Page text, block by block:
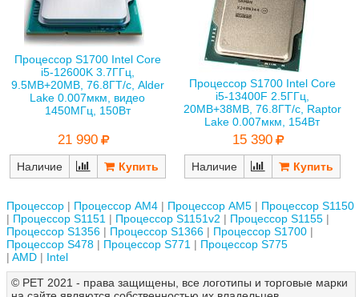
Процессор S1700 Intel Core
i5-12600K 3.7ГГц,
9.5MB+20MB, 76.8ГТ/с, Alder
Lake 0.007мкм, видео
1450МГц, 150Вт
21 990
Наличие
Процессор S1700 Intel Core
i5-13400F 2.5ГГц,
20MB+38MB, 76.8ГТ/с, Raptor
Lake 0.007мкм, 154Вт
15 390
Наличие
Процессор Процессор AM4 Процессор AM5
Процессор S1150
Процессор S1151
Процессор S1151v2
Процессор S1155
Процессор S1356
Процессор S1366
Процессор S1700
Процессор S478
Процессор S771
Процессор S775
AMD
Intel
© РЕТ 2021 - права защищены, все логотипы и торговые марки